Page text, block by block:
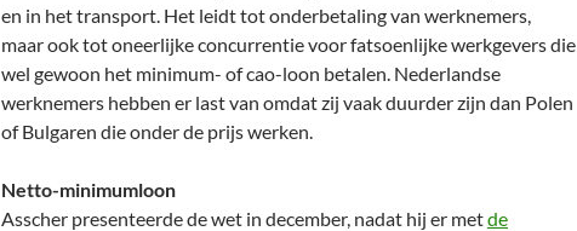
en in het transport. Het leidt tot onderbetaling van werknemers,
maar ook tot oneerlijke concurrentie voor fatsoenlijke werkgevers die
wel gewoon het minimum- of cao-loon betalen. Nederlandse
werknemers hebben er last van omdat zij vaak duurder zijn dan Polen
of Bulgaren die onder de prijs werken.
Netto-minimumloon
Asscher presenteerde de wet in december, nadat hij er metde